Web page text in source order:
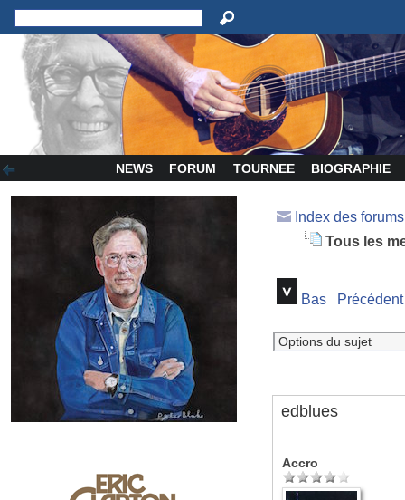
NEWS FORUM TOURNEE BIOGRAPHIE
Index des
Tous les
Bas Précédent
edblues
Accro